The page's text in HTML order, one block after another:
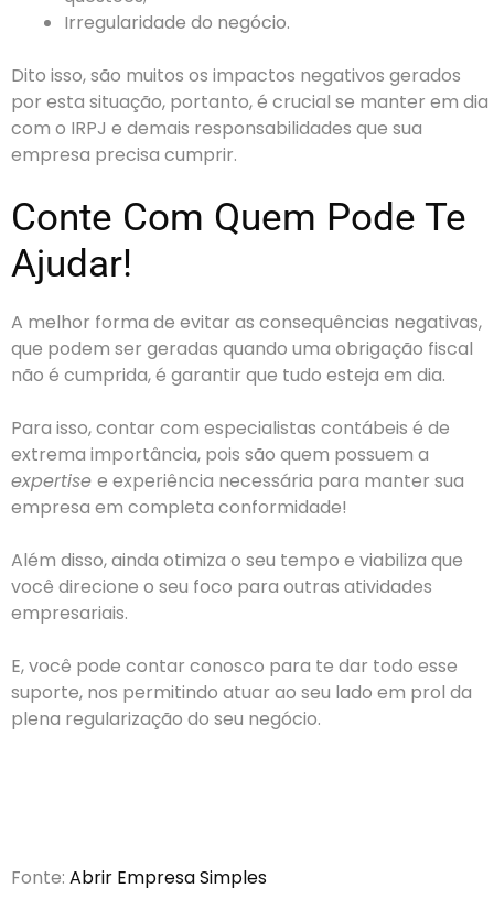
Irregularidade do negócio.
Dito isso, são muitos os impactos negativos gerados
por esta situação, portanto, é crucial se manter em dia
com o IRPJ e demais responsabilidades que sua
empresa precisa cumprir.
Conte Com Quem Pode Te
Ajudar!
A melhor forma de evitar as consequências negativas,
que podem ser geradas quando uma obrigação fiscal
não é cumprida, é garantir que tudo esteja em dia.
Para isso, contar com especialistas contábeis é de
extrema importância, pois são quem possuem a
expertise e experiência necessária para manter sua
empresa em completa conformidade!
Além disso, ainda otimiza o seu tempo e viabiliza que
você direcione o seu foco para outras atividades
empresariais.
E, você pode contar conosco para te dar todo esse
suporte, nos permitindo atuar ao seu lado em prol da
plena regularização do seu negócio.
Fonte: Abrir Empresa Simples